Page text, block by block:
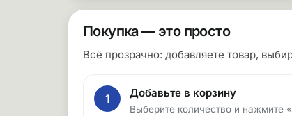
Покупка — это просто
Всё прозрачно: добавляете товар,
1 Добавьте в корзину
Выберите количество и нажмите